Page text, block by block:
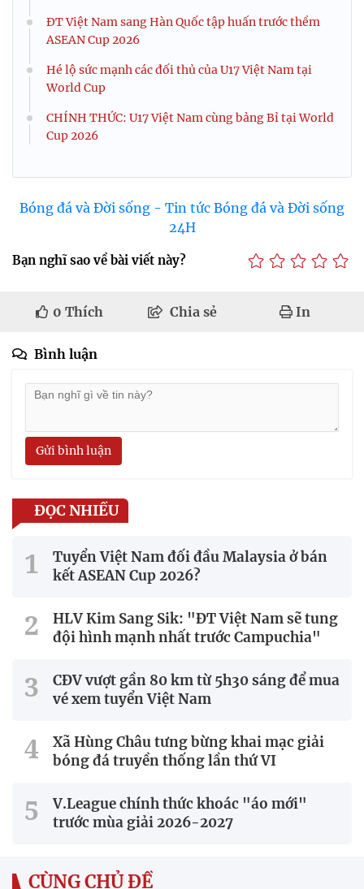
ĐT Việt Nam sang Hàn Quốc tập huấn trước thềm
ASEAN Cup 2026
Hé lộ sức mạnh các đối thủ của U17 Việt Nam tại
World Cup
CHÍNH THỨC: U17 Việt Nam cùng bảng Bỉ tại World
Cup 2026
Bóng đá và Đời sống - Tin tức Bóng đá và Đời sống
24H
Bạn nghĩ sao về bài viết này?
0 Thích Chia sẻ In
Bình luận
Gửi bình luận
ĐỌC NHIỀU
Tuyển Việt Nam đối đầu Malaysia ở bán
kết ASEAN Cup 2026?
HLV Kim Sang Sik: "ĐT Việt Nam sẽ tung
đội hình mạnh nhất trước Campuchia"
CĐV vượt gần 80 km từ 5h30 sáng để mua
vé xem tuyển Việt Nam
Xã Hùng Châu tưng bừng khai mạc giải
bóng đá truyền thống lần thứ VI
V.League chính thức khoác "áo mới"
trước mùa giải 2026-2027
CÙNG CHỦ ĐỀ